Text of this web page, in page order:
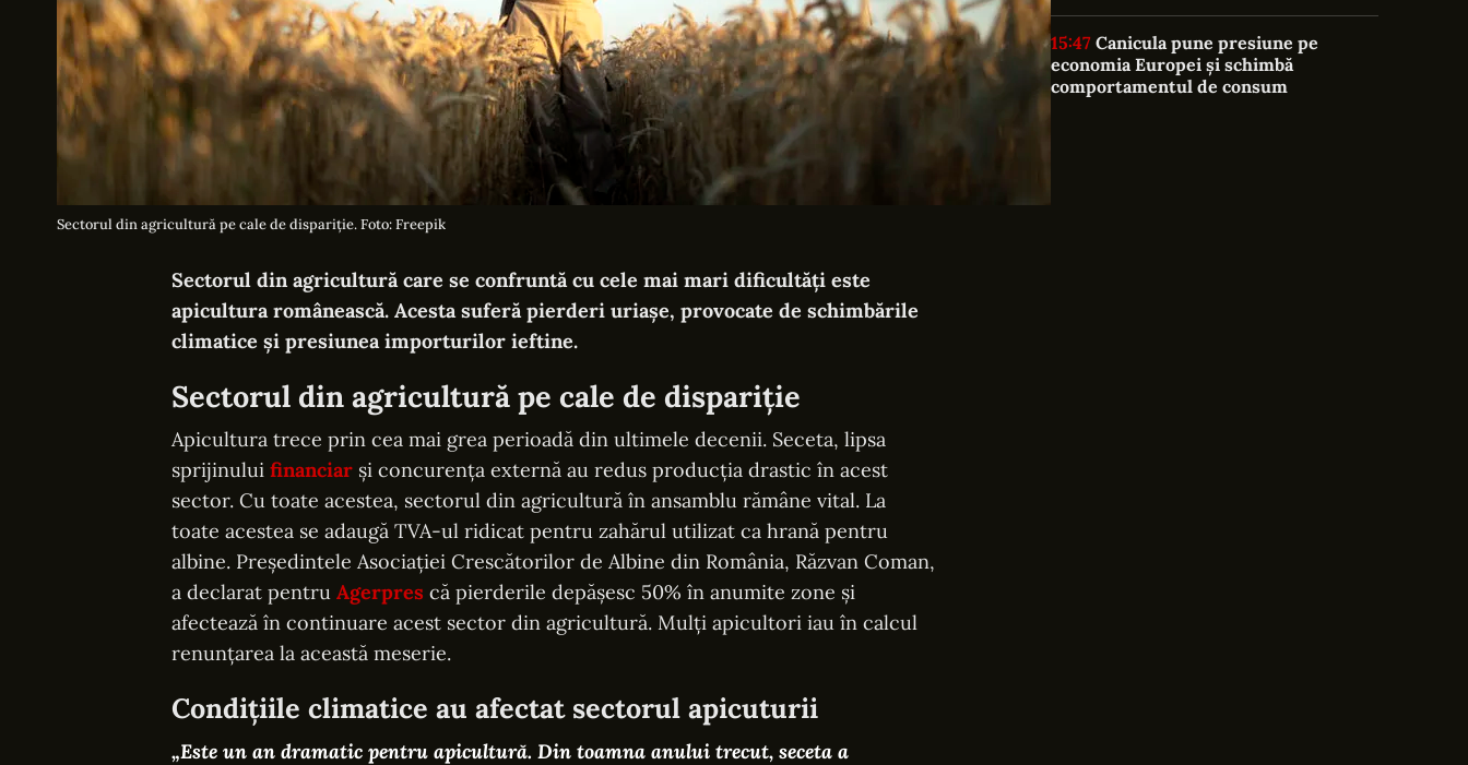
Sectorul din agricultură pe cale de dispariție. Foto: Freepik
Sectorul din agricultură care se confruntă cu cele mai mari dificultăți este
apicultura românească. Acesta suferă pierderi uriașe, provocate de schimbările
climatice și presiunea importurilor ieftine.
Sectorul din agricultură pe cale de dispariție
Apicultura trece prin cea mai grea perioadă din ultimele decenii. Seceta, lipsa
sprijinului financiar și concurența externă au redus producția drastic în acest
sector. Cu toate acestea, sectorul din agricultură în ansamblu rămâne vital. La
toate acestea se adaugă TVA-ul ridicat pentru zahărul utilizat ca hrană pentru
albine. Președintele Asociației Crescătorilor de Albine din România, Răzvan Coman,
a declarat pentru Agerpres că pierderile depășesc 50% în anumite zone și
afectează în continuare acest sector din agricultură. Mulți apicultori iau în calcul
renunțarea la această meserie.
Condițiile climatice au afectat sectorul apicuturii
„Este un an dramatic pentru apicultură. Din toamna anului trecut, seceta a
15:47
economia Europei și schimbă
comportamentul de consum